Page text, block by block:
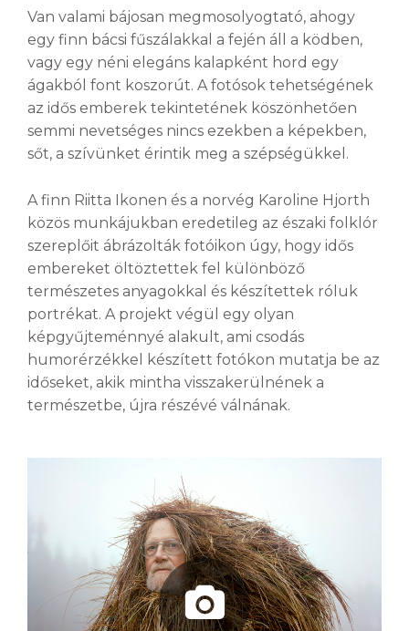
Van valami bájosan megmosolyogtató, ahogy
egy finn bácsi fűszálakkal a fején áll a ködben,
vagy egy néni elegáns kalapként hord egy
ágakból font koszorút. A fotósok tehetségének
az idős emberek tekintetének köszönhetően
semmi nevetséges nincs ezekben a képekben,
sőt, a szívünket érintik meg a szépségükkel.
A finn Riitta Ikonen és a norvég Karoline Hjorth
közös munkájukban eredetileg az északi folklór
szereplőit ábrázolták fotóikon úgy, hogy idős
embereket öltöztettek fel különböző
természetes anyagokkal és készítettek róluk
portrékat. A projekt végül egy olyan
képgyűjteménnyé alakult, ami csodás
humorérzékkel készített fotókon mutatja be az
időseket, akik mintha visszakerülnének a
természetbe, újra részévé válnának.